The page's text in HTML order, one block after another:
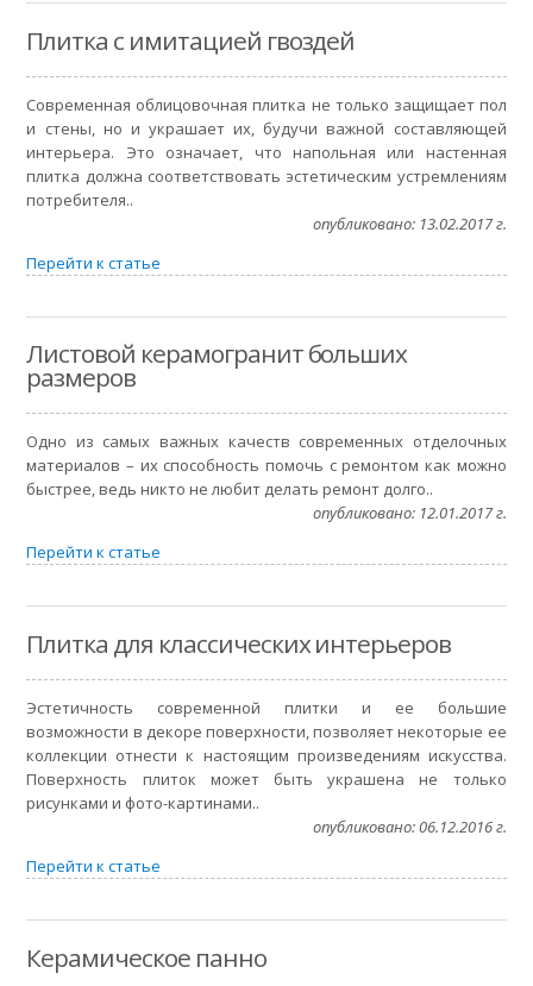
Плитка с имитацией гвоздей
Современная облицовочная плитка не только защищает пол
и стены, но и украшает их, будучи важной составляющей
интерьера. Это означает, что напольная или настенная
плитка должна соответствовать эстетическим устремлениям
потребителя..
опубликовано: 13.02.2017 г.
Перейти к статье
Листовой керамогранит больших
размеров
Одно из самых важных качеств современных отделочных
материалов – их способность помочь с ремонтом как можно
быстрее, ведь никто не любит делать ремонт долго..
опубликовано: 12.01.2017 г.
Перейти к статье
Плитка для классических интерьеров
Эстетичность современной плитки и ее большие
возможности в декоре поверхности, позволяет некоторые ее
коллекции отнести к настоящим произведениям искусства.
Поверхность плиток может быть украшена не только
рисунками и фото-картинами..
опубликовано: 06.12.2016 г.
Перейти к статье
Керамическое панно